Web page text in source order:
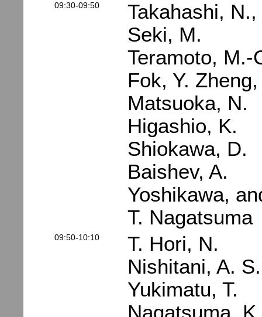
09:30-09:50
Takahashi, N.,
Seki, M.
Teramoto, M.-
Fok, Y.
Matsuoka, N.
Higashio, K.
Shiokawa, D.
Baishev, A.
Yoshikawa,
T. Nagatsuma
09:50-10:10
T. Hori, N.
Nishitani, A. S.
Yukimatu, T.
Nagatsuma, K.